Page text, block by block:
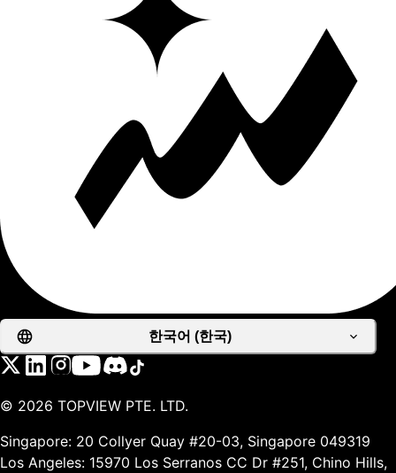
한국어 (한국)
© 2026 TOPVIEW PTE. LTD.
Singapore: 20 Collyer Quay #20-03, Singapore 049319
Los Angeles: 15970 Los Serranos CC Dr #251, Chino Hills,